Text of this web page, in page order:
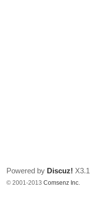
Powered by Discuz! X3.1
© 2001-2013Comsenz Inc.